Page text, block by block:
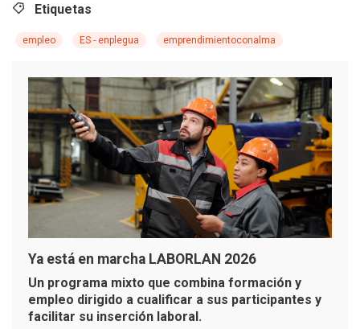
Etiquetas
empleo ES - enplegua emprendimientoconalma
Ya está en marcha LABORLAN 2026
Un programa mixto que combina formación y
empleo dirigido a cualificar a sus participantes y
facilitar su inserción laboral.